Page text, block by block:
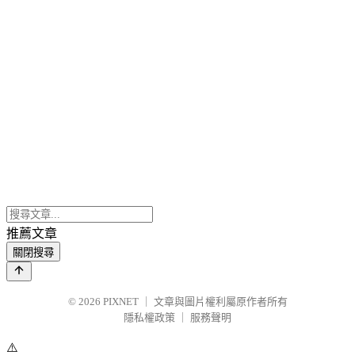
推薦文章
關閉搜尋
© 2026 PIXNET
文章與圖片權利屬原作者所有
隱私權政策
服務聲明
⚠️